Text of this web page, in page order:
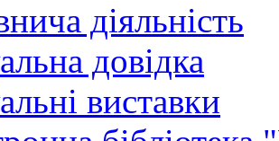
діяльність
довідка
виставки